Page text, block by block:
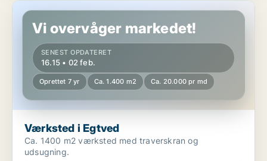
Værksted i Egtved
Vi overvåger markedet!
SENEST OPDATERET
16.15 • 02 feb.
Oprettet 7 yr Ca. 1.400 m2 Ca. 20.000 pr md
Værksted i Egtved
Ca. 1400 m2 værksted med traverskran og
udsugning.